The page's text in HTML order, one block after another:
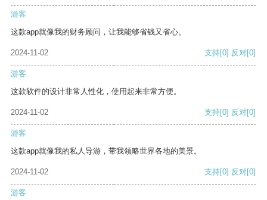
游客
这款app就像我的财务顾问，让我能够省钱又省心。
2024-11-02 支持[0] 反对[0]
游客
这款软件的设计非常人性化，使用起来非常方便。
2024-11-02 支持[0] 反对[0]
游客
这款app就像我的私人导游，带我领略世界各地的美景。
2024-11-02 支持[0] 反对[0]
游客